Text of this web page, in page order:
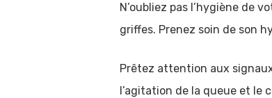
N’oubliez pas l’hygiène de
griffes. Prenez soin de son
Prêtez attention aux
l’agitation de la queue et le